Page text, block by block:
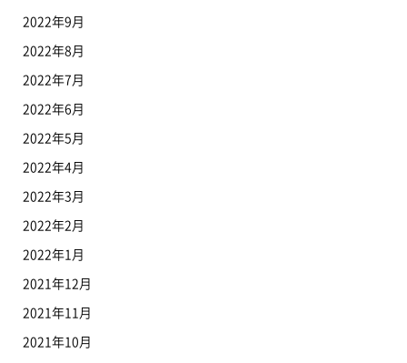
2022年9月
2022年8月
2022年7月
2022年6月
2022年5月
2022年4月
2022年3月
2022年2月
2022年1月
2021年12月
2021年11月
2021年10月